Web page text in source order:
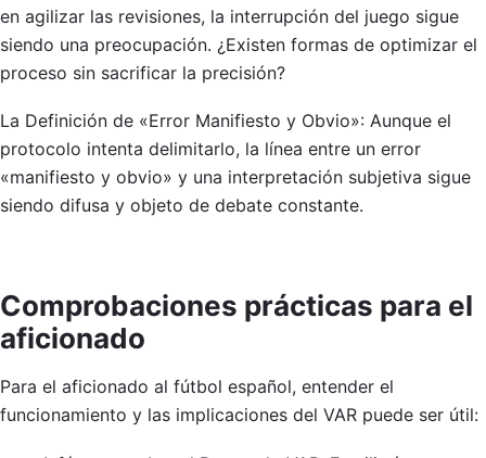
en agilizar las revisiones, la interrupción del juego sigue
siendo una preocupación. ¿Existen formas de optimizar el
proceso sin sacrificar la precisión?
La Definición de «Error Manifiesto y Obvio»: Aunque el
protocolo intenta delimitarlo, la línea entre un error
«manifiesto y obvio» y una interpretación subjetiva sigue
siendo difusa y objeto de debate constante.
Comprobaciones prácticas para el
aficionado
Para el aficionado al fútbol español, entender el
funcionamiento y las implicaciones del VAR puede ser útil: